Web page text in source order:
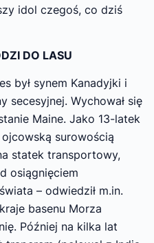
idol czegoś, co dziś
DO LASU
był sy­nem Kanadyjki i
secesyjnej. Wychował się
Maine. Jako 13-latek
suro­wością
statek transportowy,
osiągnięciem
– odwiedził m.in.
basenu Morza
Później na kilka lat